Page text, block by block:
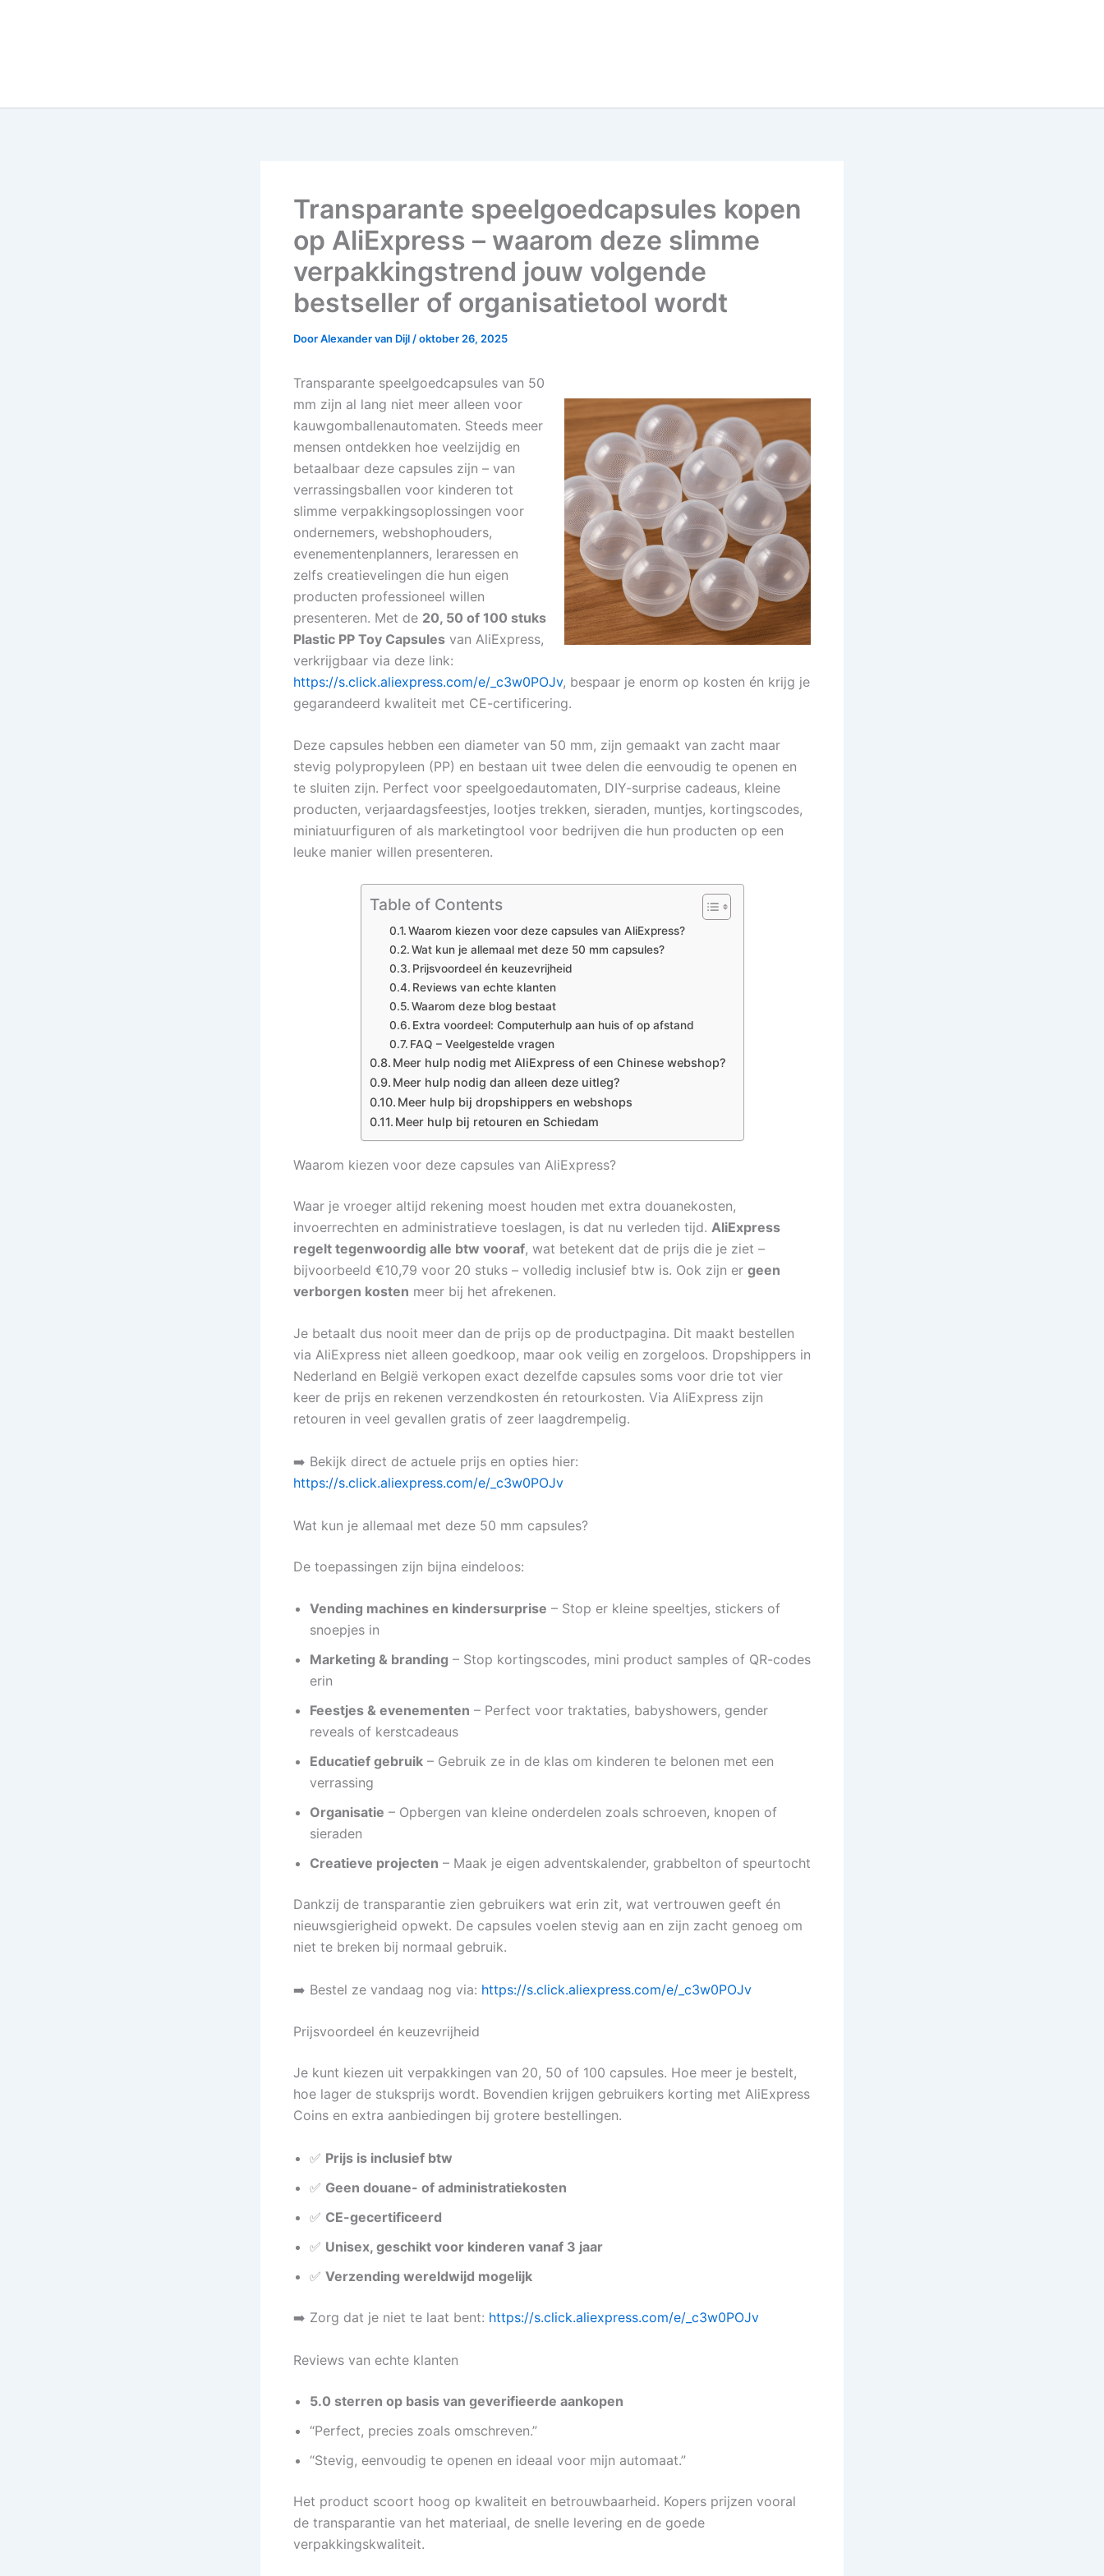
Transparante speelgoedcapsules kopen
op AliExpress – waarom deze slimme
verpakkingstrend jouw volgende
bestseller of organisatietool wordt
DoorAlexander van Dijl /oktober 26, 2025
Transparante speelgoedcapsules van 50
mm zijn al lang niet meer alleen voor
kauwgomballenautomaten. Steeds meer
mensen ontdekken hoe veelzijdig en
betaalbaar deze capsules zijn – van
verrassingsballen voor kinderen tot
slimme verpakkingsoplossingen voor
ondernemers, webshophouders,
evenementenplanners, leraressen en
zelfs creatievelingen die hun eigen
producten professioneel willen
presenteren. Met de 20, 50 of 100 stuks
Plastic PP Toy Capsules van AliExpress,
verkrijgbaar via deze link:
https://s.click.aliexpress.com/e/_c3w0POJv, bespaar je enorm op kosten én krijg je
gegarandeerd kwaliteit met CE-certificering.
Deze capsules hebben een diameter van 50 mm, zijn gemaakt van zacht maar
stevig polypropyleen (PP) en bestaan uit twee delen die eenvoudig te openen en
te sluiten zijn. Perfect voor speelgoedautomaten, DIY-surprise cadeaus, kleine
producten, verjaardagsfeestjes, lootjes trekken, sieraden, muntjes, kortingscodes,
miniatuurfiguren of als marketingtool voor bedrijven die hun producten op een
leuke manier willen presenteren.
Table of Contents
Waarom kiezen voor deze capsules van AliExpress?
Wat kun je allemaal met deze 50 mm capsules?
Prijsvoordeel én keuzevrijheid
Reviews van echte klanten
Waarom deze blog bestaat
Extra voordeel: Computerhulp aan huis of op afstand
FAQ – Veelgestelde vragen
Meer hulp nodig met AliExpress of een Chinese webshop?
Meer hulp nodig dan alleen deze uitleg?
Meer hulp bij dropshippers en webshops
Meer hulp bij retouren en Schiedam
Waarom kiezen voor deze capsules van AliExpress?
Waar je vroeger altijd rekening moest houden met extra douanekosten,
invoerrechten en administratieve toeslagen, is dat nu verleden tijd. AliExpress
regelt tegenwoordig alle btw vooraf, wat betekent dat de prijs die je ziet –
bijvoorbeeld €10,79 voor 20 stuks – volledig inclusief btw is. Ook zijn er geen
verborgen kosten meer bij het afrekenen.
Je betaalt dus nooit meer dan de prijs op de productpagina. Dit maakt bestellen
via AliExpress niet alleen goedkoop, maar ook veilig en zorgeloos. Dropshippers in
Nederland en België verkopen exact dezelfde capsules soms voor drie tot vier
keer de prijs en rekenen verzendkosten én retourkosten. Via AliExpress zijn
retouren in veel gevallen gratis of zeer laagdrempelig.
➡️ Bekijk direct de actuele prijs en opties hier:
https://s.click.aliexpress.com/e/_c3w0POJv
Wat kun je allemaal met deze 50 mm capsules?
De toepassingen zijn bijna eindeloos:
Vending machines en kindersurprise – Stop er kleine speeltjes, stickers of
snoepjes in
Marketing & branding – Stop kortingscodes, mini product samples of QR-codes
erin
Feestjes & evenementen – Perfect voor traktaties, babyshowers, gender
reveals of kerstcadeaus
Educatief gebruik – Gebruik ze in de klas om kinderen te belonen met een
verrassing
Organisatie – Opbergen van kleine onderdelen zoals schroeven, knopen of
sieraden
Creatieve projecten – Maak je eigen adventskalender, grabbelton of speurtocht
Dankzij de transparantie zien gebruikers wat erin zit, wat vertrouwen geeft én
nieuwsgierigheid opwekt. De capsules voelen stevig aan en zijn zacht genoeg om
niet te breken bij normaal gebruik.
➡️ Bestel ze vandaag nog via: https://s.click.aliexpress.com/e/_c3w0POJv
Prijsvoordeel én keuzevrijheid
Je kunt kiezen uit verpakkingen van 20, 50 of 100 capsules. Hoe meer je bestelt,
hoe lager de stuksprijs wordt. Bovendien krijgen gebruikers korting met AliExpress
Coins en extra aanbiedingen bij grotere bestellingen.
✅ Prijs is inclusief btw
✅ Geen douane- of administratiekosten
✅ CE-gecertificeerd
✅ Unisex, geschikt voor kinderen vanaf 3 jaar
✅ Verzending wereldwijd mogelijk
➡️ Zorg dat je niet te laat bent: https://s.click.aliexpress.com/e/_c3w0POJv
Reviews van echte klanten
5.0 sterren op basis van geverifieerde aankopen
“Perfect, precies zoals omschreven.”
“Stevig, eenvoudig te openen en ideaal voor mijn automaat.”
Het product scoort hoog op kwaliteit en betrouwbaarheid. Kopers prijzen vooral
de transparantie van het materiaal, de snelle levering en de goede
verpakkingskwaliteit.